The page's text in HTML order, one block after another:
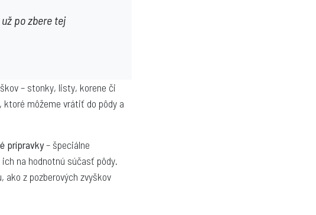
po zbere tej
– stonky, listy, korene či
ktoré môžeme vrátiť do pôdy a
prípravky– špeciálne
na hodnotnú súčasť pôdy.
z pozberových zvyškov